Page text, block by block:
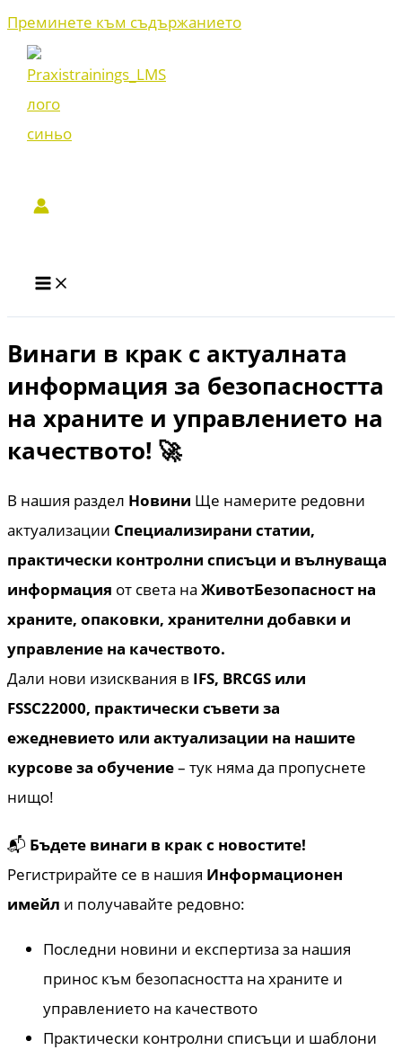
Преминете към съдържанието
Винаги в крак с актуалната
информация за безопасността
на храните и управлението на
качеството! 🚀
В нашия раздел Новини Ще намерите редовни
актуализации Специализирани статии,
практически контролни списъци и вълнуваща
информация от света на ЖивотБезопасност на
храните, опаковки, хранителни добавки и
управление на качеството.
Дали нови изисквания в IFS, BRCGS или
FSSC22000, практически съвети за
ежедневието или актуализации на нашите
курсове за обучение– тук няма да пропуснете
нищо!
📬 Бъдете винаги в крак с новостите!
Регистрирайте се в нашия Информационен
имейл и получавайте редовно:
Последни новини и експертиза за нашия
принос към безопасността на храните и
управлението на качеството
Практически контролни списъци и шаблони